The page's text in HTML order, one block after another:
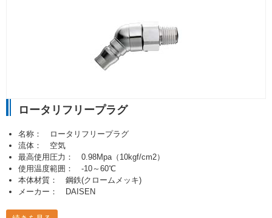
ロータリフリープラグ
名称： ロータリフリープラグ
流体： 空気
最高使用圧力： 0.98Mpa（10kgf/cm2）
使用温度範囲： -10～60℃
本体材質： 鋼鉄(クロームメッキ)
メーカー： DAISEN